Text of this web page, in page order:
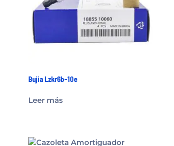
Bujia Lzkr6b-10e
Leer más